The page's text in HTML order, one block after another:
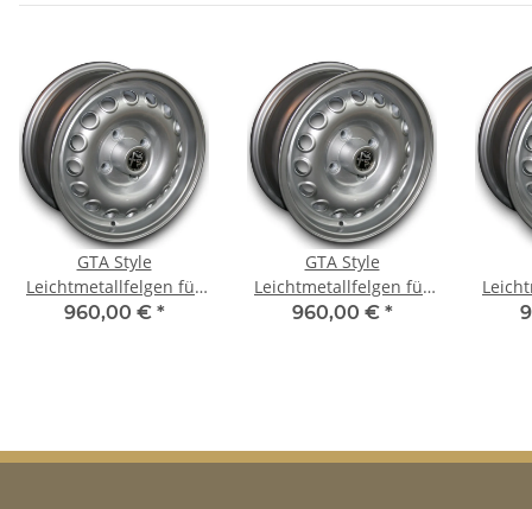
GTA Style
Leichtmetallfelgen für
Alfa Romeo 155 6x14 ET
960,00 € *
GTA Style
Leichtmetallfelgen für
Alfa Romeo Alfasud &
960,00 € *
Alfa